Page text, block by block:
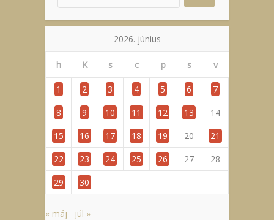
2026. június
h K s c p s v
1 2 3 4 5 6
7
8
9 10 11 12 13
14
15
16 17 18 19 20
21
22
23 24 25 26 27
28
29
30
« máj júl »